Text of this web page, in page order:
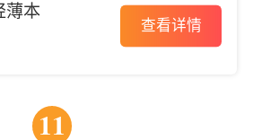
薄本
查看详情
11